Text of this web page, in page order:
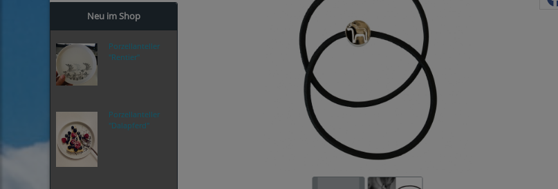
Neu im Shop
Porzellanteller
"Rentier"
Porzellanteller
"Dalapferd"